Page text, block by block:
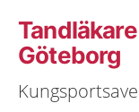
Göteborg